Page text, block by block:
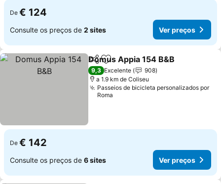
De € 124
Consulte os preços de 2 sites Ver preços
PartilharAdicionar aos favoritos
Domus Appia 154 B&B
9,3 Excelente
908
a 1.9 km de Coliseu
Passeios de bicicleta personalizados por
Roma
De € 142
Consulte os preços de 6 sites Ver preços